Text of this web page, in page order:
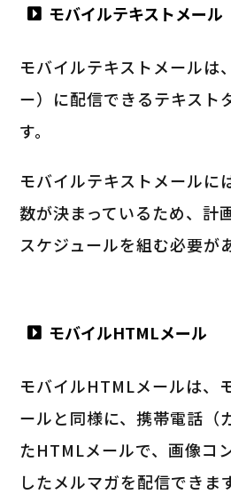
モバイルテキストメール
モバイルテキストメールは
ー）に配信できるテキスト
す。
モバイルテキストメールに
数が決まっているため、計
スケジュールを組む必要が
モバイルHTMLメール
モバイルHTMLメールは、
ールと同様に、携帯電話（
たHTMLメールで、画像コ
したメルマガを配信できます